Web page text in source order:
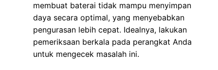
membuat baterai tidak mampu menyimpan
daya secara optimal, yang menyebabkan
pengurasan lebih cepat. Idealnya, lakukan
pemeriksaan berkala pada perangkat Anda
untuk mengecek masalah ini.